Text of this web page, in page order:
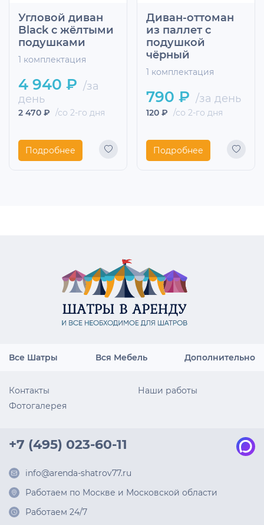
Угловой диван
Black с жёлтыми
подушками
1 комплектация
4 940 ₽ /за
день
2 470 ₽ /со 2-го дня
Подробнее
Диван-оттоман
из паллет с
подушкой
чёрный
1 комплектация
790 ₽ /за день
120 ₽ /со 2-го дня
Подробнее
Все Шатры Вся Мебель Дополнительно
Контакты
Наши работы
Фотогалерея
+7 (495) 023-60-11
info@arenda-shatrov77.ru
Работаем по Москве и Московской области
Работаем 24/7